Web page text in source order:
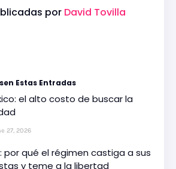
por David Tovilla
Estas Entradas
el alto costo de buscar la
27, 2026
por qué el régimen castiga a sus
y teme a la libertad